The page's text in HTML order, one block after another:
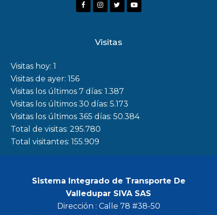
F
o
k
I
a
m
r
Y
Visitas
Visitas hoy:1
Visitas de ayer:156
Visitas los últimos 7 días:1.387
Visitas los últimos 30 días:5.173
Visitas los últimos 365 días:50.384
Total de visitas:295.780
Total visitantes:155.909
Sistema Integrado de Transporte De
Valledupar SIVA SAS
Dirección : Calle 78 #38-50